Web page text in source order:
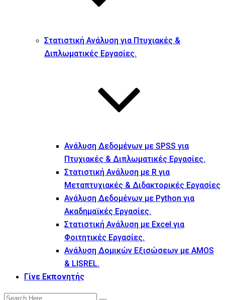
Στατιστική Ανάλυση για Πτυχιακές &
Διπλωματικές Εργασίες.
Ανάλυση Δεδομένων με SPSS για
Πτυχιακές & Διπλωματικές Εργασίες.
Στατιστική Ανάλυση με R για
Μεταπτυχιακές & Διδακτορικές Εργασίες
Ανάλυση Δεδομένων με Python για
Ακαδημαϊκές Εργασίες.
Στατιστική Ανάλυση με Excel για
Φοιτητικές Εργασίες.
Ανάλυση Δομικών Εξισώσεων με AMOS
& LISREL.
Γίνε Εκπονητής